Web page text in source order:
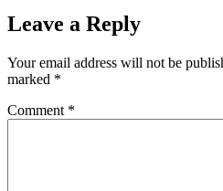
Leave a Reply
Your email address will not be
marked *
Comment *